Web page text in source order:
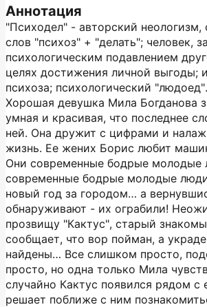
Аннотация
"Психодел" - авторский неологизм,
слов "психоз" + "делать"; человек,
психологическим подавлением
целях достижения личной выгоды;
психоза; психологический "людоед".
Хорошая девушка Мила Богданова
умная и красивая, что последнее
ней. Она дружит с цифрами и
жизнь. Ее жених Борис любит
Они современные бодрые молодые
современные бодрые молодые
новый год за городом… а
обнаруживают - их ограбили!
прозвищу "Кактус", старый
сообщает, что вор пойман, а
найдены… Все слишком просто,
просто, но одна только Мила
случайно Кактус появился рядом
решает поближе с ним